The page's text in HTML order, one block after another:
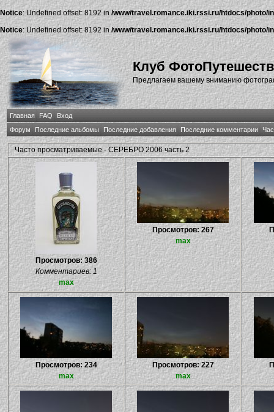
Notice: Undefined offset: 8192 in /www/travel.romance.iki.rssi.ru/htdocs/photo/
Notice: Undefined offset: 8192 in/www/travel.romance.iki.rssi.ru/htdocs/photo/
Клуб
Предлагаем вашему вниманию
Главная FAQ
Вход
Форум
Последние альбомы Последние добавления Последние комментарии
Часто просматриваемые - СЕРЕБРО 2006 часть 2
Просмотров: 386
Комментариев: 1
max
Просмотров: 267
max
Просмотров: 234
max
Просмотров: 227
max